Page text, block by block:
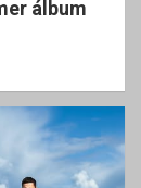
álbum